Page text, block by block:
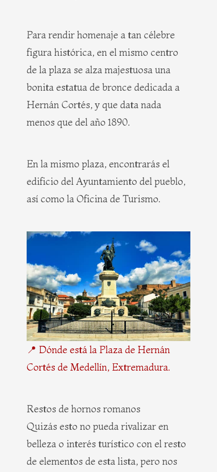
Para rendir homenaje a tan célebre
figura histórica, en el mismo centro
de la plaza se alza majestuosa una
bonita estatua de bronce dedicada a
Hernán Cortés, y que data nada
menos que del año 1890.
En la mismo plaza, encontrarás el
edificio del Ayuntamiento del pueblo,
así como la Oficina de Turismo.
📍 Dónde está la Plaza de Hernán
Cortés de Medellín, Extremadura.
Restos de hornos romanos
Quizás esto no pueda rivalizar en
belleza o interés turístico con el resto
de elementos de esta lista, pero nos